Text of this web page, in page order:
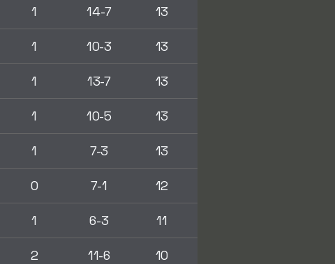
1 14-7 13
1 10-3 13
1 13-7 13
1 10-5 13
1 7-3 13
0 7-1 12
1 6-3 11
2 11-6 10